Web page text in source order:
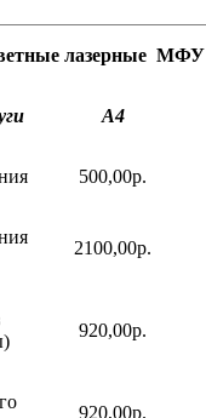
лазерные МФУ
А4
500,00р.
2100,00р.
920,00р.
920,00р.